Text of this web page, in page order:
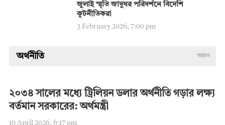
জুলাই স্মৃতি জাদুঘর পরিদর্শনে বিদেশি
কূটনীতিকরা
3 February 2026, 7:00 pm
অর্থনীতি আরও
২০৩৪ সালের মধ্যে ট্রিলিয়ন ডলার অর্থনীতি গড়ার লক্ষ্য
বর্তমান সরকারের: অর্থমন্ত্রী
10 April 2026, 6:17 pm